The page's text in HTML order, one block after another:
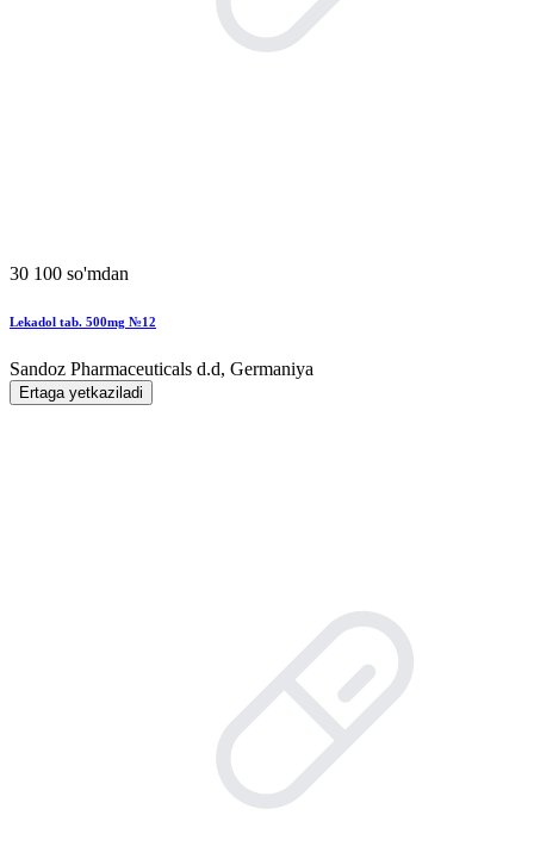
30 100 so'mdan
Lekadol tab. 500mg №12
Sandoz Pharmaceuticals d.d, Germaniya
Ertaga yetkaziladi